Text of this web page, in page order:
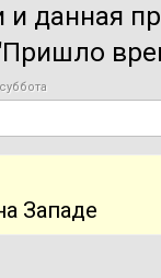
и данная
Западе